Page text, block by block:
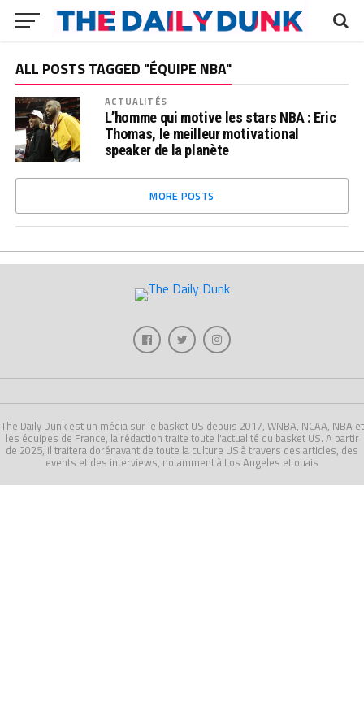
ALL POSTS TAGGED "ÉQUIPE NBA"
ACTUALITÉS
L’homme qui motive les stars NBA : Eric
Thomas, le meilleur motivational
speaker de la planète
MORE POSTS
The Daily Dunk est un média sur le basket US depuis 2017, WNBA, NCAA, NBA et
les équipes de France, la rédaction traite toute l'actualité du basket US. A partir
de 2025, il traitera dorénavant de toute la culture US à travers des articles, des
events et des interviews, notamment à Los Angeles et ouais